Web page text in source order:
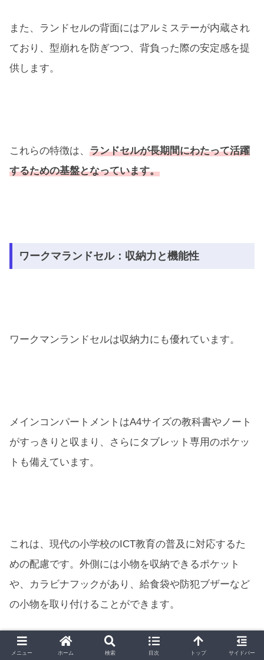
また、ランドセルの背面にはアルミステーが内蔵され
ており、型崩れを防ぎつつ、背負った際の安定感を提
供します。
これらの特徴は、 ランドセルが長期間にわたって活躍
するための基盤となっています。
ワークマランドセル：収納力と機能性
ワークマンランドセルは収納力にも優れています。
メインコンパートメントはA4サイズの教科書やノート
がすっきりと収まり、さらにタブレット専用のポケッ
トも備えています。
これは、現代の小学校のICT教育の普及に対応するた
めの配慮です。外側には小物を収納できるポケット
や、カラビナフックがあり、給食袋や防犯ブザーなど
の小物を取り付けることができます。
メニュー ホーム 検索 目次 トップ サイドバー